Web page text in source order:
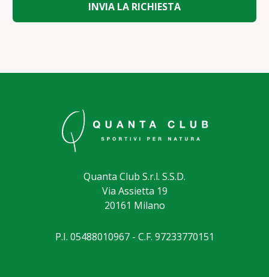
Quanta Club S.r.l. S.S.D.
Via Assietta 19
20161 Milano
P.I. 05488010967 - C.F. 97233770151